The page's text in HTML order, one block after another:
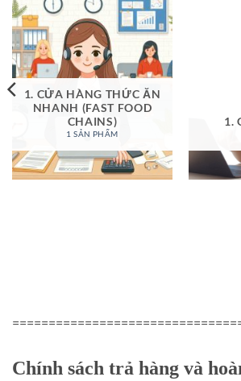
1. CỬA HÀNG THỨC ĂN
NHANH (FAST FOOD
CHAINS)
1 SẢN PHẨM
1.
Chính sách trả hàng và